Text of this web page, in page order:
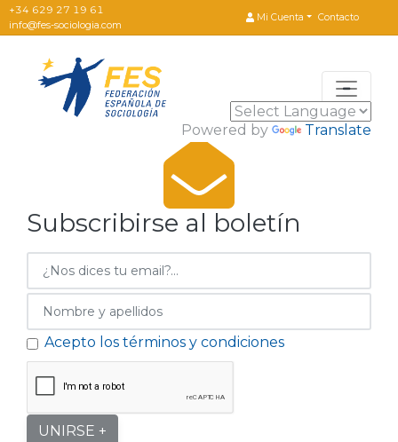
+34 629 27 19 61
info@fes-sociologia.com
Mi Cuenta Contacto
Powered by Translate
Subscribirse al boletín
Acepto los términos y condiciones
UNIRSE +